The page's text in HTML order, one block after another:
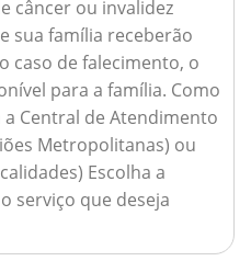
câncer ou invalidez
sua família receberão
caso de falecimento, o
para a família. Como
a Central de Atendimento
Metropolitanas) ou
Escolha a
serviço que deseja